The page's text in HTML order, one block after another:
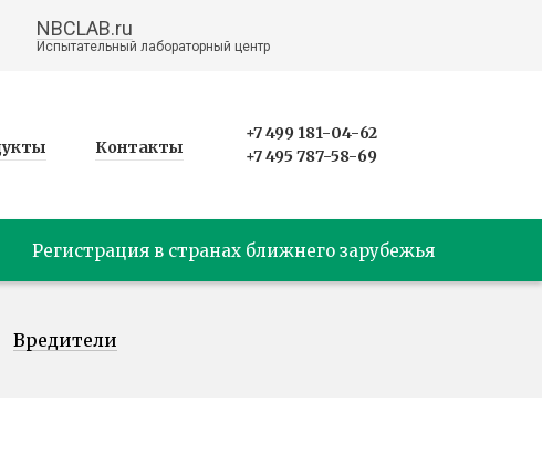
NBCLAB.ru
Испытательный лабораторный центр
Контакты
+7 499 181-04-62
+7 495 787-58-69
Регистрация в странах ближнего зарубежья
Вредители